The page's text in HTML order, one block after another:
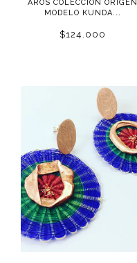
AROS COLECCIÓN ORIGEN
MODELO KUNDA...
$124.000